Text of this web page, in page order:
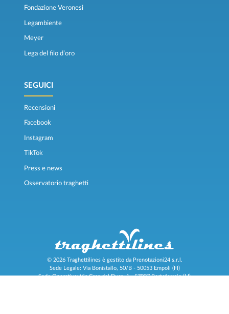
Fondazione Veronesi
Legambiente
Meyer
Lega del filo d’oro
SEGUICI
Recensioni
Facebook
Instagram
TikTok
Press e news
Osservatorio traghetti
© 2026 Traghettilines è gestito da Prenotazioni24 s.r.l.
Sede Legale: Via Bonistallo, 50/B - 50053 Empoli (FI)
Sede Operativa: Via Casa del Duca, 1 - 57037 Portoferraio (LI)